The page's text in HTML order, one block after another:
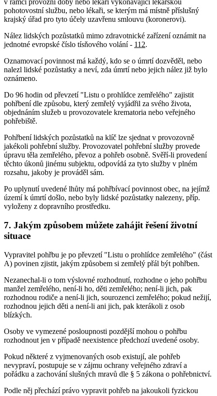
v rámci provozní doby nebo lékaři vykonávající lékařskou
pohotovostní službu, nebo lékaři, se kterým má místně příslušný
krajský úřad pro tyto účely uzavřenu smlouvu (koronerovi).
Nález lidských pozůstatků mimo zdravotnické zařízení oznámit na
jednotné evropské číslo tísňového volání - 112.
Oznamovací povinnost má každý, kdo se o úmrtí dozvěděl, nebo
nalezl lidské pozůstatky a neví, zda úmrtí nebo jejich nález již bylo
oznámeno.
Do 96 hodin od převzetí "Listu o prohlídce zemřelého" zajistit
pohřbení dle způsobu, který zemřelý vyjádřil za svého života,
objednáním služeb u provozovatele krematoria nebo veřejného
pohřebiště.
Pohřbení lidských pozůstatků na klíč lze sjednat v provozovně
jakékoli pohřební služby. Provozovatel pohřební služby provede
úpravu těla zemřelého, převoz a pohřeb osobně. Svěří-li provedení
těchto úkonů jinému subjektu, odpovídá za tyto služby v plném
rozsahu, jakoby je prováděl sám.
Po uplynutí uvedené lhůty má pohřbívací povinnost obec, na jejímž
území k úmrtí došlo, nebo byly lidské pozůstatky nalezeny, příp.
vyloženy z dopravního prostředku.
7. Jakým způsobem můžete zahájit řešení životní
situace
Vypravitel pohřbu je po převzetí "Listu o prohlídce zemřelého" (část
A) povinen zjistit, jakým způsobem si zemřelý přál být pohřben.
Nezanechal-li o tom výslovné rozhodnutí, rozhodne o jeho pohřbu
manžel zemřelého, není-li ho, děti zemřelého; není-li jich, pak
rozhodnou rodiče a není-li jich, sourozenci zemřelého; pokud nežijí,
rozhodnou jejich děti a není-li ani jich, pak kterákoli z osob
blízkých.
Osoby ve vymezené posloupnosti pozdější mohou o pohřbu
rozhodnout jen v případě neexistence předchozí uvedené osoby.
Pokud některé z vyjmenovaných osob existují, ale pohřeb
nevypraví, postupuje se v zájmu ochrany veřejného zdraví a
pořádku a zachování slušných mravů dle § 5 zákona o pohřebnictví.
Podle něj přechází právo vypravit pohřeb na jakoukoli fyzickou